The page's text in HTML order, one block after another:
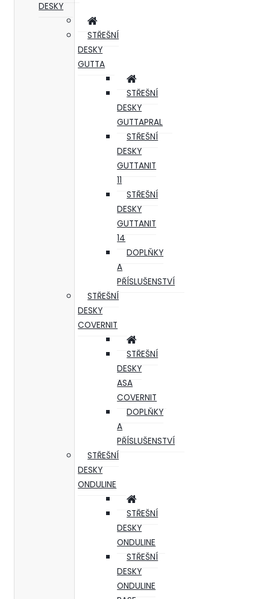
DESKY
STŘEŠNÍ
DESKY
GUTTA
STŘEŠNÍ
DESKY
GUTTAPRAL
STŘEŠNÍ
DESKY
GUTTANIT
11
STŘEŠNÍ
DESKY
GUTTANIT
14
DOPLŇKY
A
PŘÍSLUŠENSTVÍ
STŘEŠNÍ
DESKY
COVERNIT
STŘEŠNÍ
DESKY
ASA
COVERNIT
DOPLŇKY
A
PŘÍSLUŠENSTVÍ
STŘEŠNÍ
DESKY
ONDULINE
STŘEŠNÍ
DESKY
ONDULINE
STŘEŠNÍ
DESKY
ONDULINE